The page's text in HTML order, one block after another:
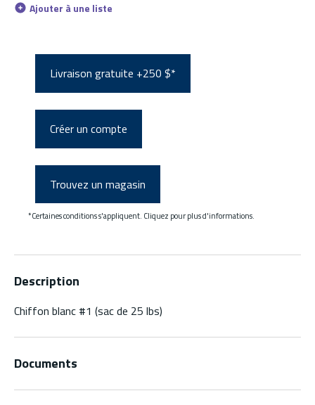
Ajouter à une liste
Livraison gratuite +250 $*
Créer un compte
Trouvez un magasin
*Certaines conditions s'appliquent. Cliquez pour plus d'informations.
Description
Chiffon blanc #1 (sac de 25 lbs)
Documents